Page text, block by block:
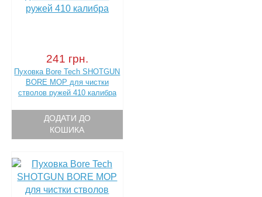
241 грн.
Пуховка Bore Tech SHOTGUN
BORE MOP для чистки
стволов ружей 410 калибра
ДОДАТИ ДО
КОШИКА